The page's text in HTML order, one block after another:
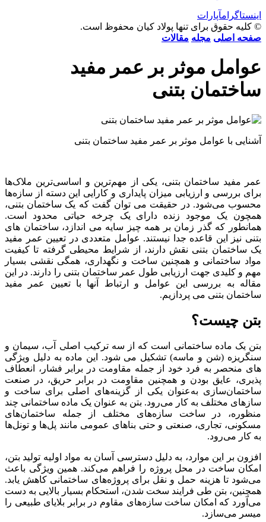
اینستاگرامآپارات
© کلیه حقوق برای تنها پولاد کیان محفوظ است.
صفحه اصلی مجله مقالات
عوامل موثر بر عمر مفید
ساختمان بتنی
آشنایی با عوامل موثر بر عمر مفید ساختمان بتنی
عمر مفید ساختمان بتنی، یکی از مهم‌ترین و اساسی‌ترین ملاک‌ها
برای بررسی و ارزیابی میزان پایداری و کارایی این دسته از سازه‌ها
محسوب می‌شود. در حقیقت می توان گفت که یک ساختمان بتنی،
همچون یک موجود زنده دارای یک چرخه حیاتی محدود است.
همانطور که گذر زمان بر همه چیز سایه می اندازد، ساختمان های
بتنی نیز این قاعده جدا نیستند. عوامل متعددی در تعیین عمر مفید
یک ساختمان بتنی نقش دارند، از شرایط محیطی گرفته تا کیفیت
مواد ساختمانی و همچنین ساخت و نگهداری، همگی نقشی بسیار
مهم و کلیدی جهت ارزیابی طول عمر ساختمان بتنی را دارند. در این
مقاله به بررسی این عوامل و ارتباط آنها با تعیین عمر مفید
ساختمان بتنی می پردازیم.
بتن چیست؟
بتن یک ماده ساختمانی است که از سه ترکیب اصلی آب، سیمان و
سنگریزه (شن و ماسه) تشکیل می شود. این ماده به دلیل ویژگی
های منحصر به فرد خود از جمله مقاومت در برابر فشار، انعطاف
پذیری، عایق بودن و همچنین مقاومت در برابر حریق، در صنعت
ساختمان‌سازی به‌عنوان یکی از گزینه‌های اصلی برای ساخت و
سازهای مختلف به کار می‌رود. بتن به عنوان یک ماده ساختمانی چند
منظوره، در ساخت سازه‌های مختلف از جمله ساختمان‌های
مسکونی، تجاری، صنعتی و حتی بناهای عمومی مانند پل‌ها و تونل‌ها
به کار می‌رود.
افزون بر این موارد، به دلیل دسترسی آسان به مواد اولیه تولید بتن،
امکان ساخت در محل پروژه را فراهم می‌کند. همین ویژگی باعث
می‌شود تا هزینه حمل و نقل برای پروژه‌های ساختمانی کاهش یابد.
همچنین، بتن طی فرایند سخت شدن، استحکام بسیار بالایی به دست
می‌آورد که امکان ساخت سازه‌های مقاوم در برابر بلایای طبیعی را
میسر می‌سازد.